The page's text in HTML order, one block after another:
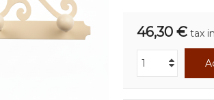
46,30 € tax